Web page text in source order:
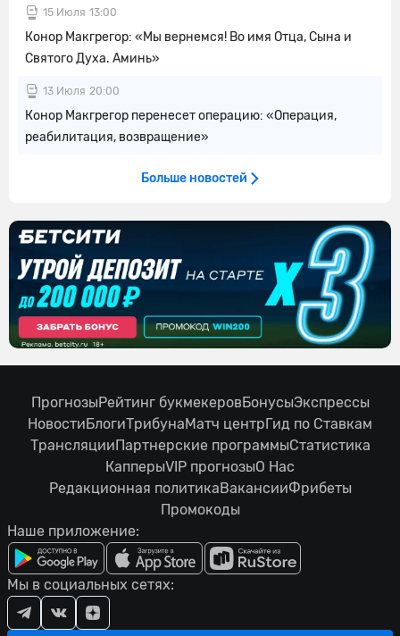
15 Июля 13:00
Конор Макгрегор: «Мы вернемся! Во имя Отца, Сына и
Святого Духа. Аминь»
13 Июля 20:00
Конор Макгрегор перенесет операцию: «Операция,
реабилитация, возвращение»
Больше новостей
ПрогнозыРейтинг букмекеровБонусыЭкспрессы
НовостиБлогиТрибунаМатч центрГид по Ставкам
ТрансляцииПартнерские программыСтатистика
КапперыVIP прогнозыО Нас
Редакционная политикаВакансииФрибеты
Промокоды
Наше приложение:
Мы в социальных сетях: